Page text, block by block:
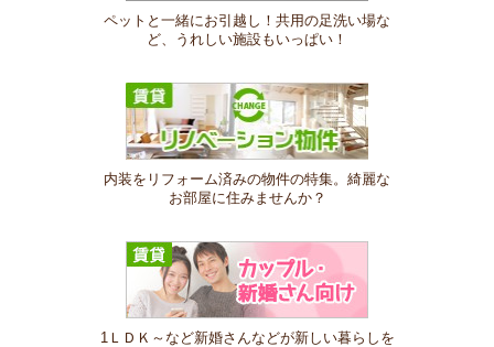
ペットと一緒にお引越し！共用の足洗い場な
ど、うれしい施設もいっぱい！
内装をリフォーム済みの物件の特集。綺麗な
お部屋に住みませんか？
1ＬＤＫ～など新婚さんなどが新しい暮らしを